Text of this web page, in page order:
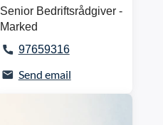
Senior Bedriftsrådgiver -
Marked
97659316
Send email